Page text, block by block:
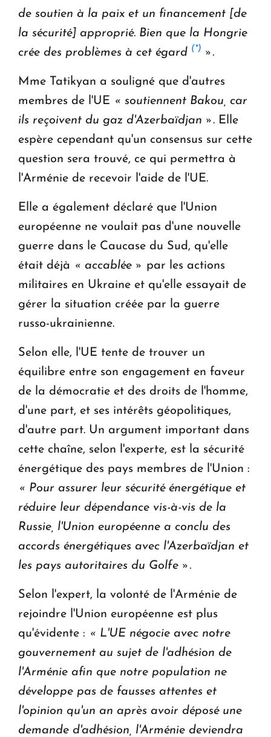
de soutien à la paix et un financement [de
la sécurité] approprié. Bien que la Hongrie
crée des problèmes à cet égard (*) ».
Mme Tatikyan a souligné que d'autres
membres de l'UE « soutiennent Bakou, car
ils reçoivent du gaz d'Azerbaïdjan ». Elle
espère cependant qu'un consensus sur cette
question sera trouvé, ce qui permettra à
l'Arménie de recevoir l'aide de l'UE.
Elle a également déclaré que l'Union
européenne ne voulait pas d'une nouvelle
guerre dans le Caucase du Sud, qu'elle
était déjà « accablée » par les actions
militaires en Ukraine et qu'elle essayait de
gérer la situation créée par la guerre
russo-ukrainienne.
Selon elle, l'UE tente de trouver un
équilibre entre son engagement en faveur
de la démocratie et des droits de l'homme,
d'une part, et ses intérêts géopolitiques,
d'autre part. Un argument important dans
cette chaîne, selon l'experte, est la sécurité
énergétique des pays membres de l'Union :
« Pour assurer leur sécurité énergétique et
réduire leur dépendance vis-à-vis de la
Russie, l'Union européenne a conclu des
accords énergétiques avec l'Azerbaïdjan et
les pays autoritaires du Golfe ».
Selon l'expert, la volonté de l'Arménie de
rejoindre l'Union européenne est plus
qu'évidente : « L'UE négocie avec notre
gouvernement au sujet de l'adhésion de
l'Arménie afin que notre population ne
développe pas de fausses attentes et
l'opinion qu'un an après avoir déposé une
demande d'adhésion, l'Arménie deviendra